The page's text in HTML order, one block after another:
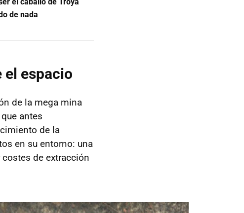
de nada
el espacio
de la mega mina
antes
de la
en su entorno: una
de extracción